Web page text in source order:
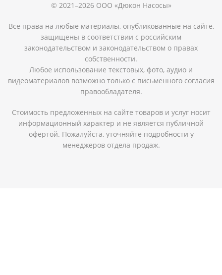
© 2021–2026 ООО «Дюкон Насосы»
Все права на любые материалы, опубликованные на сайте,
защищены в соответствии с российским
законодательством и законодательством о правах
собственности.
Любое использование текстовых, фото, аудио и
видеоматериалов возможно только с письменного согласия
правообладателя.
Стоимость предложенных на сайте товаров и услуг носит
информационный характер и не является публичной
офертой. Пожалуйста, уточняйте подробности у
менеджеров отдела продаж.